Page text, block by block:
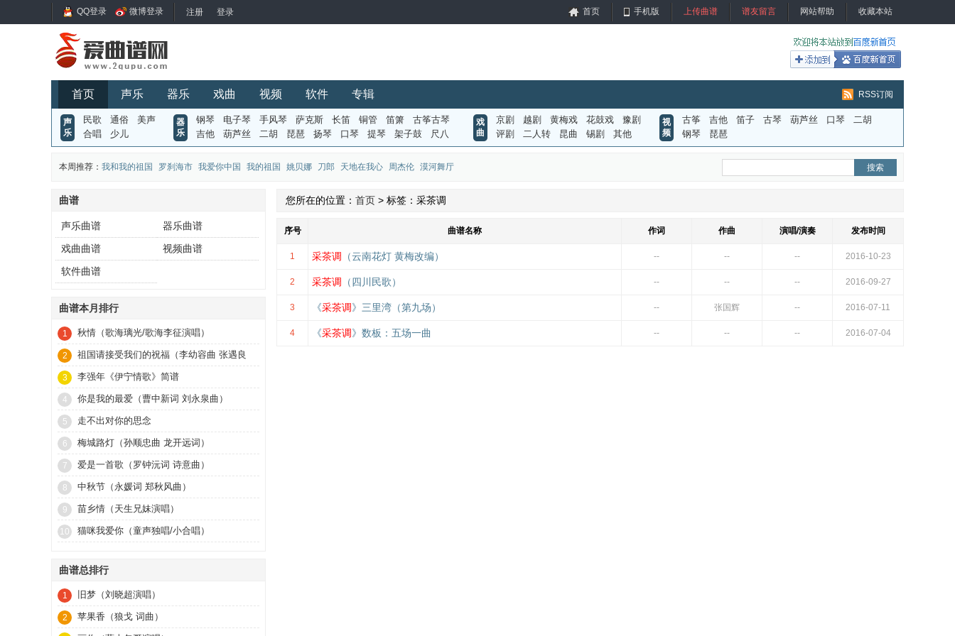
QQ登录 微博登录 首页 手机版 上传曲谱 谱友留言 网站帮助 收藏本站
首页 声乐 器乐 戏曲 视频 软件 专辑 RSS订阅
声
乐
民歌 通俗
美声
合唱
少儿
器
乐
钢琴 电子琴 手风琴 萨克斯 长笛 铜管 笛箫
古筝古琴
吉他
葫芦丝 二胡 琵琶 扬琴 口琴 提琴 架子鼓 尺八
戏
曲
京剧 越剧 黄梅戏 花鼓戏
豫剧
评剧
二人转 昆曲 锡剧 其他
视
频
古筝 吉他 笛子 古琴 葫芦丝 口琴
二胡
钢琴
琵琶
本周推荐： 我和我的祖国 罗刹海市 我爱你中国 我的祖国 姚贝娜 刀郎 天地在我心 周杰伦 漠河舞厅
曲谱
声乐曲谱
器乐曲谱
戏曲曲谱
视频曲谱
软件曲谱
曲谱本月排行
1 秋情（歌海璃光/歌海李征演唱）
2
祖国请接受我们的祝福（李幼容曲 张遇良
词）
3 李强年《伊宁情歌》简谱
4 你是我的最爱（曹中新词 刘永泉曲）
5 走不出对你的思念
6 梅城路灯（孙顺忠曲 龙开远词）
7 爱是一首歌（罗钟沅词 诗意曲）
8 中秋节（永媛词 郑秋风曲）
9 苗乡情（天生兄妹演唱）
10 猫咪我爱你（童声独唱/小合唱）
曲谱总排行
1 旧梦（刘晓超演唱）
2 苹果香（狼戈 词曲）
您所在的位置： 首页 > 标签：采茶调
序号 曲谱名称 作词 作曲 演唱/演奏 发布时间
1 采茶调 （云南花灯 黄梅改编） -- -- -- 2016-10-23
2 采茶调 （四川民歌） -- -- -- 2016-09-27
3 《采茶调》三里湾（第九场） -- 张国辉 -- 2016-07-11
4 《采茶调》数板：五场一曲 -- -- -- 2016-07-04